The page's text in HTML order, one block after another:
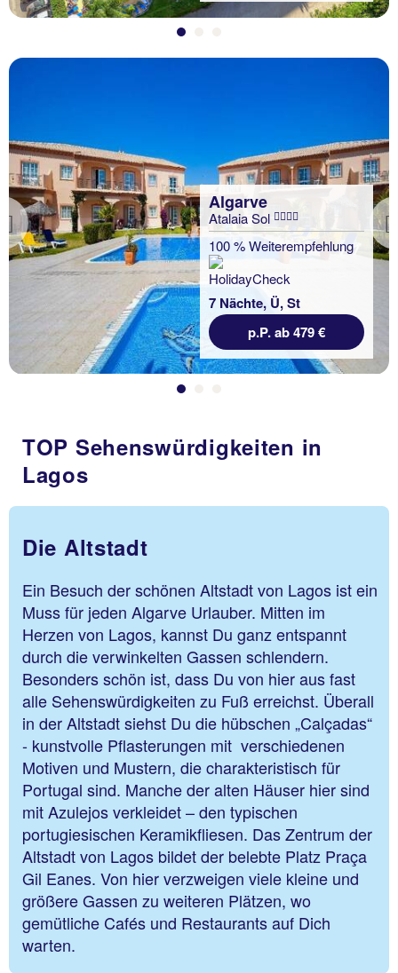
Previous
Algarve
Atalaia Sol
100 % Weiterempfehlung
7 Nächte, Ü, St
p.P. ab 479 €
TOP Sehenswürdigkeiten in
Lagos
Die Altstadt
Ein Besuch der schönen Altstadt von Lagos ist ein
Muss für jeden Algarve Urlauber. Mitten im
Herzen von Lagos, kannst Du ganz entspannt
durch die verwinkelten Gassen schlendern.
Besonders schön ist, dass Du von hier aus fast
alle Sehenswürdigkeiten zu Fuß erreichst. Überall
in der Altstadt siehst Du die hübschen „Calçadas“
- kunstvolle Pflasterungen mit verschiedenen
Motiven und Mustern, die charakteristisch für
Portugal sind. Manche der alten Häuser hier sind
mit Azulejos verkleidet – den typischen
portugiesischen Keramikfliesen. Das Zentrum der
Altstadt von Lagos bildet der belebte Platz Praça
Gil Eanes. Von hier verzweigen viele kleine und
größere Gassen zu weiteren Plätzen, wo
gemütliche Cafés und Restaurants auf Dich
warten.